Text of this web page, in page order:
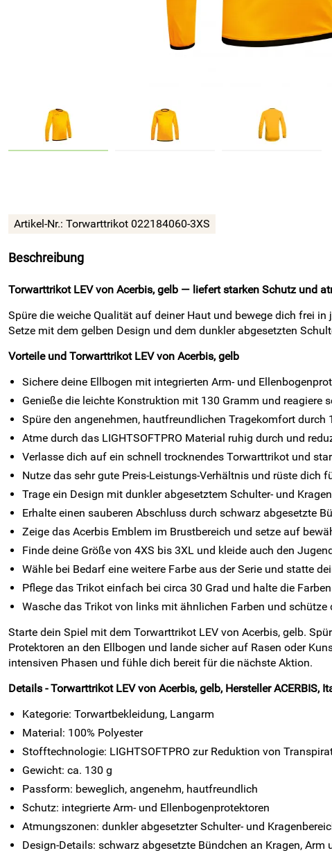
Artikel-Nr.: Torwarttrikot 022184060-3XS
Beschreibung
Torwarttrikot LEV von Acerbis, gelb — liefert starken Schutz und
Spüre die weiche Qualität auf deiner Haut und bewege dich frei
Setze mit dem gelben Design und dem dunkler abgesetzten
Vorteile und Torwarttrikot LEV von Acerbis, gelb
Sichere deine Ellbogen mit integrierten Arm- und
Genieße die leichte Konstruktion mit 130 Gramm und reagiere
Spüre den angenehmen, hautfreundlichen Tragekomfort
Atme durch das LIGHTSOFTPRO Material ruhig durch und
Verlasse dich auf ein schnell trocknendes Torwarttrikot und
Nutze das sehr gute Preis-Leistungs-Verhältnis und rüste dich
Trage ein Design mit dunkler abgesetztem Schulter- und
Erhalte einen sauberen Abschluss durch schwarz abgesetzte
Zeige das Acerbis Emblem im Brustbereich und setze auf
Finde deine Größe von 4XS bis 3XL und kleide auch den
Wähle bei Bedarf eine weitere Farbe aus der Serie und statte
Pflege das Trikot einfach bei circa 30 Grad und halte die
Wasche das Trikot von links mit ähnlichen Farben und schütze
Starte dein Spiel mit dem Torwarttrikot LEV von Acerbis, gelb.
Protektoren an den Ellbogen und lande sicher auf Rasen oder
intensiven Phasen und fühle dich bereit für die nächste Aktion.
Details - Torwarttrikot LEV von Acerbis, gelb, Hersteller ACERBIS,
Kategorie: Torwartbekleidung, Langarm
Material: 100% Polyester
Stofftechnologie: LIGHTSOFTPRO zur Reduktion von
Gewicht: ca. 130 g
Passform: beweglich, angenehm, hautfreundlich
Schutz: integrierte Arm- und Ellenbogenprotektoren
Atmungszonen: dunkler abgesetzter Schulter- und
Design-Details: schwarz abgesetzte Bündchen an Kragen,